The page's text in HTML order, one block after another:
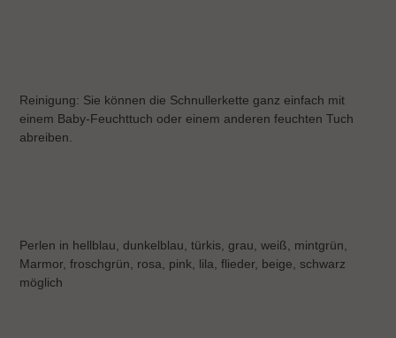
Reinigung: Sie können die Schnullerkette ganz einfach mit
einem Baby-Feuchttuch oder einem anderen feuchten Tuch
abreiben.
Perlen in hellblau, dunkelblau, türkis, grau, weiß, mintgrün,
Marmor, froschgrün, rosa, pink, lila, flieder, beige, schwarz
möglich